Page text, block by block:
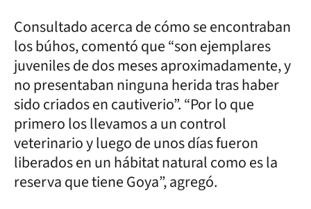
Consultado acerca de cómo se encontraban
los búhos, comentó que “son ejemplares
juveniles de dos meses aproximadamente, y
no presentaban ninguna herida tras haber
sido criados en cautiverio”. “Por lo que
primero los llevamos a un control
veterinario y luego de unos días fueron
liberados en un hábitat natural como es la
reserva que tiene Goya”, agregó.